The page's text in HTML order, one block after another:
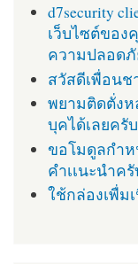
d7security
เว็บไซต์ของ
ความปลอดภั
สวัสดีเพื่อนช
พยามติดตั่งห
บุคได้เลยครั
ขอโมดูลกำห
คำเเนะนำค
ใช้กล่องเพื่ม